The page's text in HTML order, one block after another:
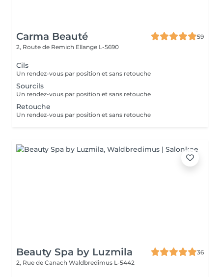
Carma Beauté
59
2, Route de Remich Ellange L-5690
Cils
Un rendez-vous par position et sans retouche
Sourcils
Un rendez-vous par position et sans retouche
Retouche
Un rendez-vous par position et sans retouche
Beauty Spa by Luzmila
36
2, Rue de Canach Waldbredimus L-5442